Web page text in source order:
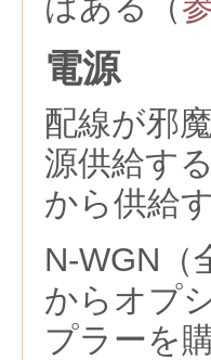
電源
配線が邪
源供給す
から供給
N-WGN（
からオプ
プラーを